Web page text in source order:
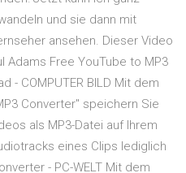
und sie dann mit
ansehen. Dieser Video
Adams Free YouTube to MP3
- COMPUTER BILD Mit dem
Converter" speichern Sie
als MP3-Datei auf Ihrem
eines Clips lediglich
- PC-WELT Mit dem